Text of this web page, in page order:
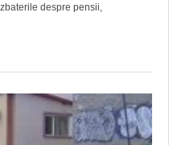
despre pensii,